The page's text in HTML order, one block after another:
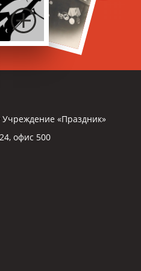
«Праздник»
офис 500